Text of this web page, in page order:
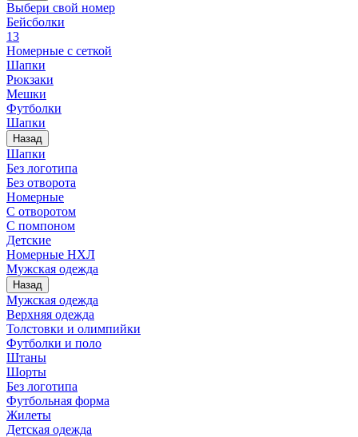
Выбери свой номер
Бейсболки
13
Номерные с сеткой
Шапки
Рюкзаки
Мешки
Футболки
Шапки
Назад
Шапки
Без логотипа
Без отворота
Номерные
С отворотом
С помпоном
Детские
Номерные НХЛ
Мужская одежда
Назад
Мужская одежда
Верхняя одежда
Толстовки и олимпийки
Футболки и поло
Штаны
Шорты
Без логотипа
Футбольная форма
Жилеты
Детская одежда